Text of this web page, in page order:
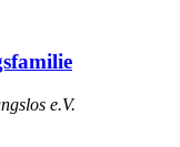
e.V.